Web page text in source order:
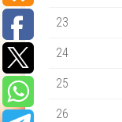
23
24
25
26